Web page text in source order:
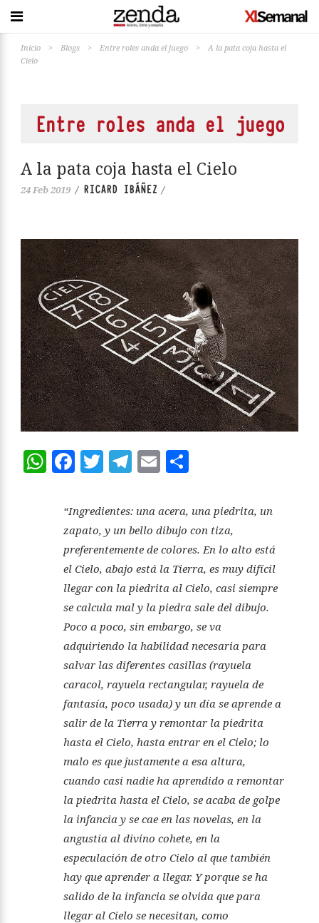
Inicio > Blogs > Entre roles anda el juego >
A la pata coja hasta el
Cielo
Entre roles anda el juego
A la pata coja hasta el Cielo
24 Feb 2019 / RICARD IBÁÑEZ /
WhatsApp
Facebook
Twitter
Telegram
Email
“Ingredientes: una acera, una piedrita, un
zapato, y un bello dibujo con tiza,
preferentemente de colores. En lo alto está
el Cielo, abajo está la Tierra, es muy difícil
llegar con la piedrita al Cielo, casi siempre
se calcula mal y la piedra sale del dibujo.
Poco a poco, sin embargo, se va
adquiriendo la habilidad necesaria para
salvar las diferentes casillas (rayuela
caracol, rayuela rectangular, rayuela de
fantasía, poco usada) y un día se aprende a
salir de la Tierra y remontar la piedrita
hasta el Cielo, hasta entrar en el Cielo; lo
malo es que justamente a esa altura,
cuando casi nadie ha aprendido a remontar
la piedrita hasta el Cielo, se acaba de golpe
la infancia y se cae en las novelas, en la
angustia al divino cohete, en la
especulación de otro Cielo al que también
hay que aprender a llegar. Y porque se ha
salido de la infancia se olvida que para
llegar al Cielo se necesitan, como